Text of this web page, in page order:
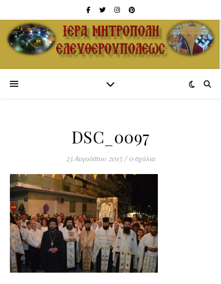
DSC_0097
23 Αυγούστου 2015 / 0 σχόλια